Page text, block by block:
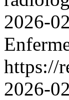
2026-
https://
2026-